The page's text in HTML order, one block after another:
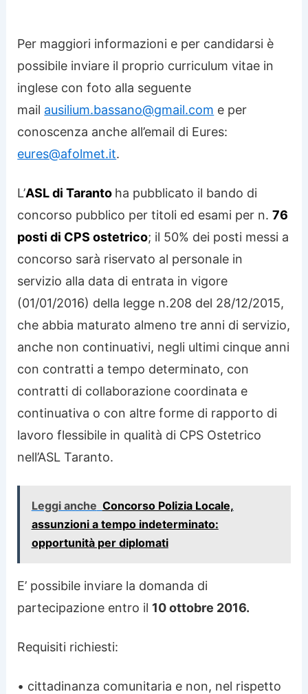
Per maggiori informazioni e per candidarsi è
possibile inviare il proprio curriculum vitae in
inglese con foto alla seguente
mail ausilium.bassano@gmail.com e per
conoscenza anche all’email di Eures:
eures@afolmet.it.
L’ASL di Taranto ha pubblicato il bando di
concorso pubblico per titoli ed esami per n.76
posti di CPS ostetrico; il 50% dei posti messi a
concorso sarà riservato al personale in
servizio alla data di entrata in vigore
(01/01/2016) della legge n.208 del 28/12/2015,
che abbia maturato almeno tre anni di servizio,
anche non continuativi, negli ultimi cinque anni
con contratti a tempo determinato, con
contratti di collaborazione coordinata e
continuativa o con altre forme di rapporto di
lavoro flessibile in qualità di CPS Ostetrico
nell’ASL Taranto.
Leggi anche Concorso Polizia Locale,
assunzioni a tempo indeterminato:
opportunità per diplomati
E’ possibile inviare la domanda di
partecipazione entro il 10 ottobre 2016.
Requisiti richiesti:
• cittadinanza comunitaria e non, nel rispetto